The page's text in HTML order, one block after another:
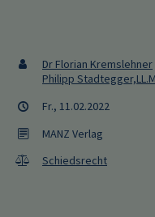
Dr Florian Kremslehner
Philipp
Fr., 11.02.2022
MANZ Verlag
Schiedsrecht